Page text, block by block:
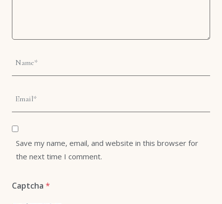
Save my name, email, and website in this browser for
the next time I comment.
Captcha *